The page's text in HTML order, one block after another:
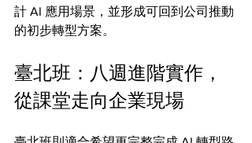
計 AI 應用場景，並形成可回到公司推動
的初步轉型方案。
臺北班：八週進階實作，
從課堂走向企業現場